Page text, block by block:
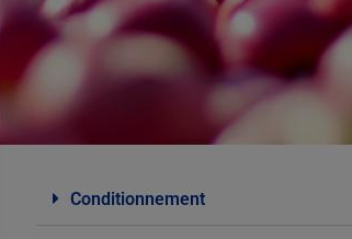
Conditionnement